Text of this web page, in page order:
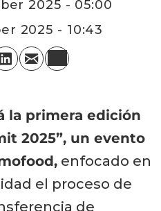
2025 - 05:00
2025 - 10:43
la primera edición
2025”, un evento
enfocado en
el proceso de
de